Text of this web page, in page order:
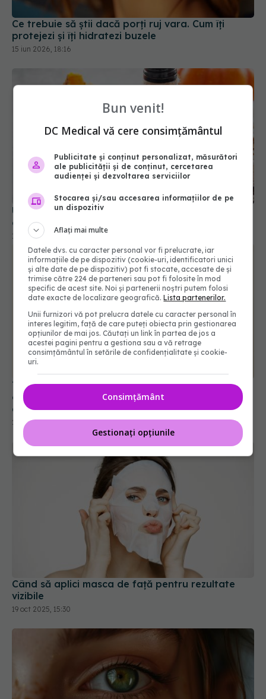
Ce trebuie să știi dacă porți ruj vara. Cum îți
protejezi și îți hidratezi buzele
15 iun 2026, 18:16
Uleiul de semințe de dovleac: secretul natural
care poate opri căderea părului
17 noi 2025, 09:37
Trucuri simple care șterg cearcănele și ajută ochii
obosiți. Ingredientul cheie din creme, dezvăluit de
dermatolog
24 mar 2026, 09:03
Când să aplici masca de față pentru rezultate
vizibile
19 oct 2025, 15:30
Bun venit!
DC Medical vă cere consimțământul
Publicitate și conținut personalizat, măsurători
ale publicității și de conținut, cercetarea
audienței și dezvoltarea serviciilor
Stocarea și/sau accesarea informațiilor de pe
un dispozitiv
Aflați mai multe
Datele dvs. cu caracter personal vor fi prelucrate, iar
informațiile de pe dispozitiv (cookie-uri, identificatori unici
și alte date de pe dispozitiv) pot fi stocate, accesate de și
trimise către 224 de parteneri sau pot fi folosite în mod
specific de acest site. Noi și partenerii noștri putem folosi
date exacte de localizare geografică.Lista partenerilor.
Unii furnizori vă pot prelucra datele cu caracter personal în
interes legitim, față de care puteți obiecta prin gestionarea
opțiunilor de mai jos. Căutați un link în partea de jos a
acestei pagini pentru a gestiona sau a vă retrage
consimțământul în setările de confidențialitate și cookie-
uri.
Consimțământ
Gestionați opțiunile